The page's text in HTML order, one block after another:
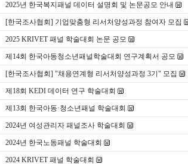
2025년 한국복지패널 데이터 설명회 및 논문공모 안내
[한국조사협회] 기업맞춤형 리서처양성과정 참여자 모집
2025 KRIVET 패널 학술대회 논문 공모
제14회 한국아동청소년패널학술대회 연구계획서 공모
[한국조사협회] "채용연계형 리서처양성과정 3기" 모집
제18회 KEDI 데이터 연구 학술대회
제13회 한국아동·청소년패널 학술대회
2024년 여성관리자 패널조사 학술대회
2024년 한국노동패널 학술대회
2024 KRIVET 패널 학술대회